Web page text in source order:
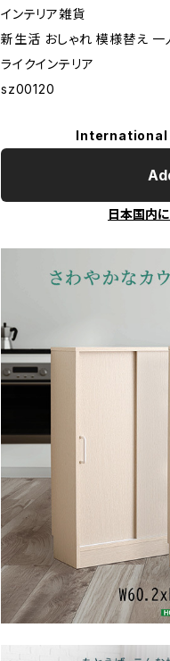
インテリア雑貨
新生活 おしゃれ 模様替え 一
ライクインテリア
sz00120
International
日本国内